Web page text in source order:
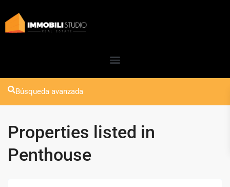
Búsqueda avanzada
Properties listed in
Penthouse